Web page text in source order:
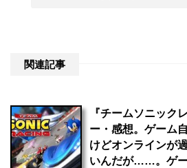
関連記事
『チームソニック
ー・感想。ゲーム
けどオンラインが
いんだが……。ゲ